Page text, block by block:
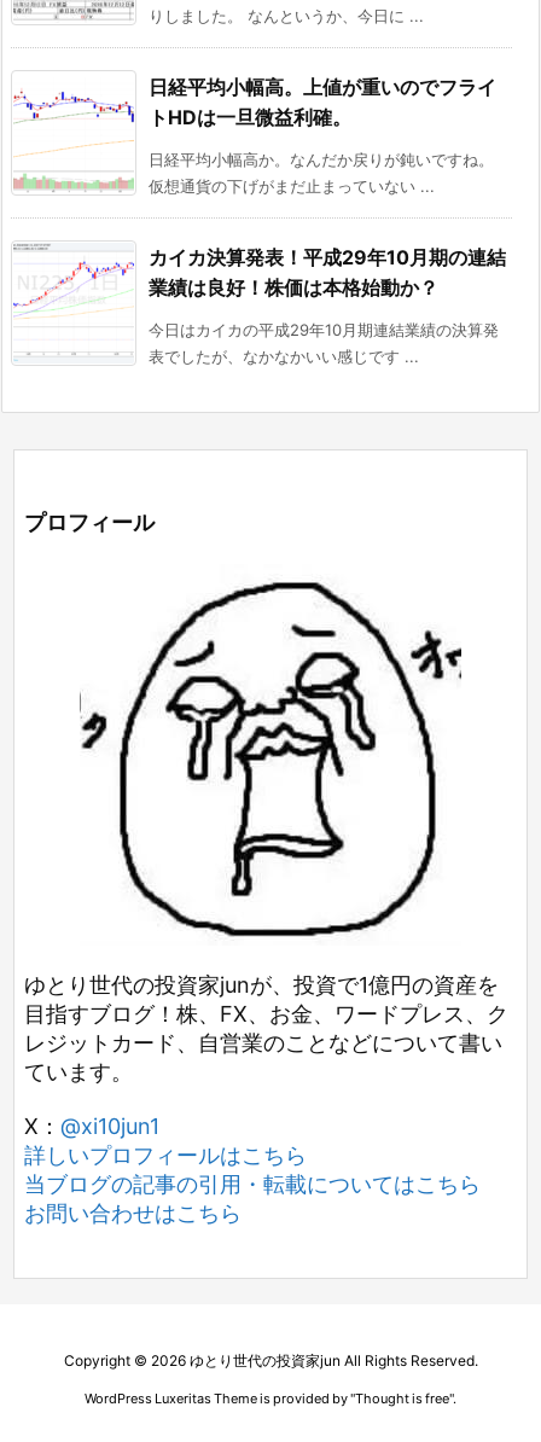
りしました。 なんというか、今日に ...
日経平均小幅高。上値が重いのでフライ
トHDは一旦微益利確。
日経平均小幅高か。なんだか戻りが鈍いですね。
仮想通貨の下げがまだ止まっていない ...
カイカ決算発表！平成29年10月期の連結
業績は良好！株価は本格始動か？
今日はカイカの平成29年10月期連結業績の決算発
表でしたが、なかなかいい感じです ...
プロフィール
ゆとり世代の投資家junが、投資で1億円の資産を
目指すブログ！株、FX、お金、ワードプレス、ク
レジットカード、自営業のことなどについて書い
ています。
X： @xi10jun1
詳しいプロフィールはこちら
当ブログの記事の引用・転載についてはこちら
お問い合わせはこちら
Copyright © 2026 ゆとり世代の投資家jun All Rights Reserved.
WordPress Luxeritas Theme is provided by "Thought is free".